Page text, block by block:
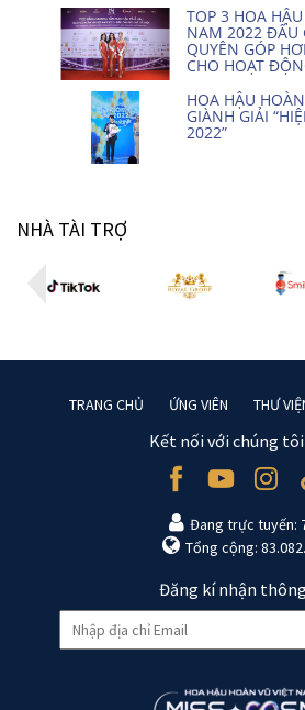
TOP 3 HOA
NAM 2022 ĐẤU
QUYÊN GÓP
CHO HOẠT
HOA HẬU
GIÀNH GIẢI
2022”
NHÀ TÀI TRỢ
TRANG CHỦ ỨNG VIÊN THƯ
Kết nối với chúng
Đang trực tuyến:
Tổng cộng:
Đăng kí nhận